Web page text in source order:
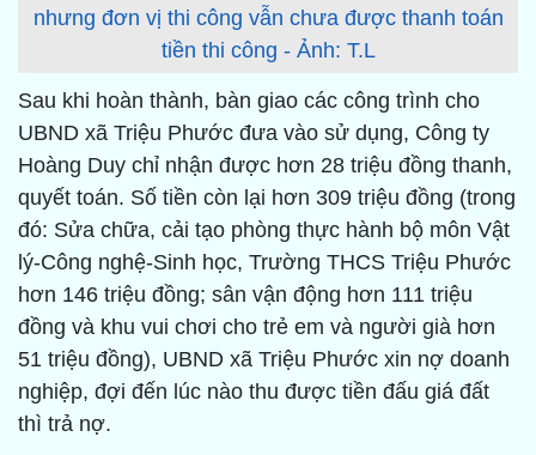
nhưng đơn vị thi công vẫn chưa được thanh toán
tiền thi công - Ảnh: T.L
Sau khi hoàn thành, bàn giao các công trình cho
UBND xã Triệu Phước đưa vào sử dụng, Công ty
Hoàng Duy chỉ nhận được hơn 28 triệu đồng thanh,
quyết toán. Số tiền còn lại hơn 309 triệu đồng (trong
đó: Sửa chữa, cải tạo phòng thực hành bộ môn Vật
lý-Công nghệ-Sinh học, Trường THCS Triệu Phước
hơn 146 triệu đồng; sân vận động hơn 111 triệu
đồng và khu vui chơi cho trẻ em và người già hơn
51 triệu đồng), UBND xã Triệu Phước xin nợ doanh
nghiệp, đợi đến lúc nào thu được tiền đấu giá đất
thì trả nợ.